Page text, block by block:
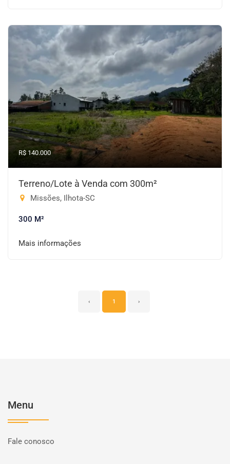
R$ 140.000
Terreno/Lote à Venda com 300m²
Missões, Ilhota-SC
300 M²
Mais informações
‹ 1 ›
Menu
Fale conosco